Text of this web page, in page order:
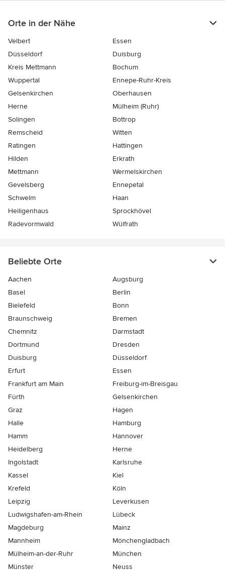
Orte in der Nähe
Velbert
Essen
Düsseldorf
Duisburg
Kreis Mettmann
Bochum
Wuppertal
Ennepe-Ruhr-Kreis
Gelsenkirchen
Oberhausen
Herne
Mülheim (Ruhr)
Solingen
Bottrop
Remscheid
Witten
Ratingen
Hattingen
Hilden
Erkrath
Mettmann
Wermelskirchen
Gevelsberg
Ennepetal
Schwelm
Haan
Heiligenhaus
Sprockhövel
Radevormwald
Wülfrath
Beliebte Orte
Aachen
Augsburg
Basel
Berlin
Bielefeld
Bonn
Braunschweig
Bremen
Chemnitz
Darmstadt
Dortmund
Dresden
Duisburg
Düsseldorf
Erfurt
Essen
Frankfurt am Main
Freiburg-im-Breisgau
Fürth
Gelsenkirchen
Graz
Hagen
Halle
Hamburg
Hamm
Hannover
Heidelberg
Herne
Ingolstadt
Karlsruhe
Kassel
Kiel
Krefeld
Köln
Leipzig
Leverkusen
Ludwigshafen-am-Rhein
Lübeck
Magdeburg
Mainz
Mannheim
Mönchen­gladbach
Mülheim-an-der-Ruhr
München
Münster
Neuss